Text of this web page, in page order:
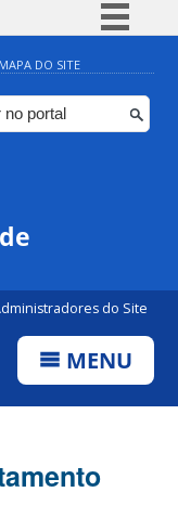
Simplifique!
BR
Participe
Canais
MAPA DO SITE
do Site
MENU